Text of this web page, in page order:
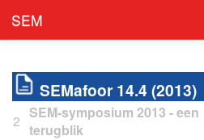
SEM
SEMafoor 14.4 (2013)
2 SEM-symposium 2013 - een
terugblik